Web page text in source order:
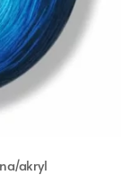
akryl